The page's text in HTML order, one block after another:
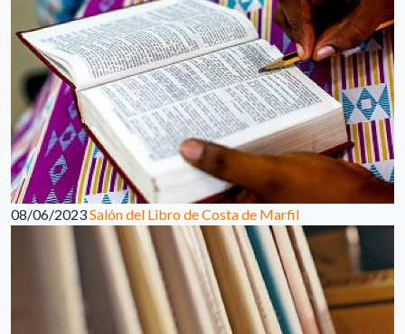
08/06/2023Salón del Libro de Costa de Marfil